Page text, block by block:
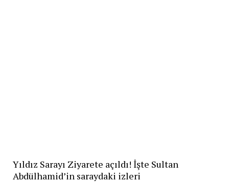
Yıldız Sarayı Ziyarete açıldı! İşte Sultan
Abdülhamid’in saraydaki izleri